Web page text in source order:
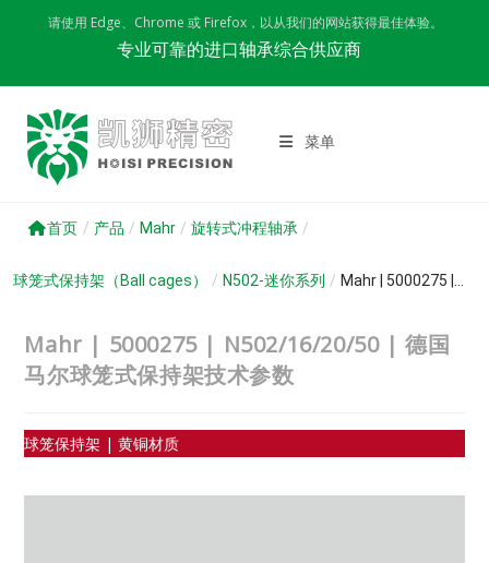
请使用 Edge、Chrome 或 Firefox，以从我们的网站获得最佳体验。
专业可靠的进口轴承综合供应商
菜单
首页 / 产品 / Mahr / 旋转式冲程轴承 /
球笼式保持架（Ball cages） / N502-迷你系列 / Mahr | 5000275 |...
Mahr | 5000275 | N502/16/20/50 | 德国
马尔球笼式保持架技术参数
球笼保持架 | 黄铜材质